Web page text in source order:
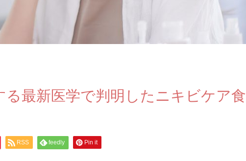
る最新医学で判明したニキビケア食
RSS feedly Pin it